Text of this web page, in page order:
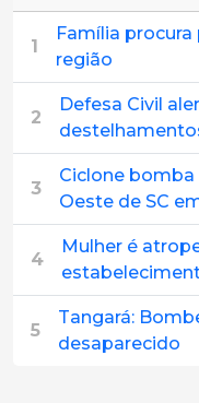
1
Família
região
2
Defesa Civil
3
Ciclone bomba
Oeste de SC
4
Mulher é
5
Tangará:
desaparecido